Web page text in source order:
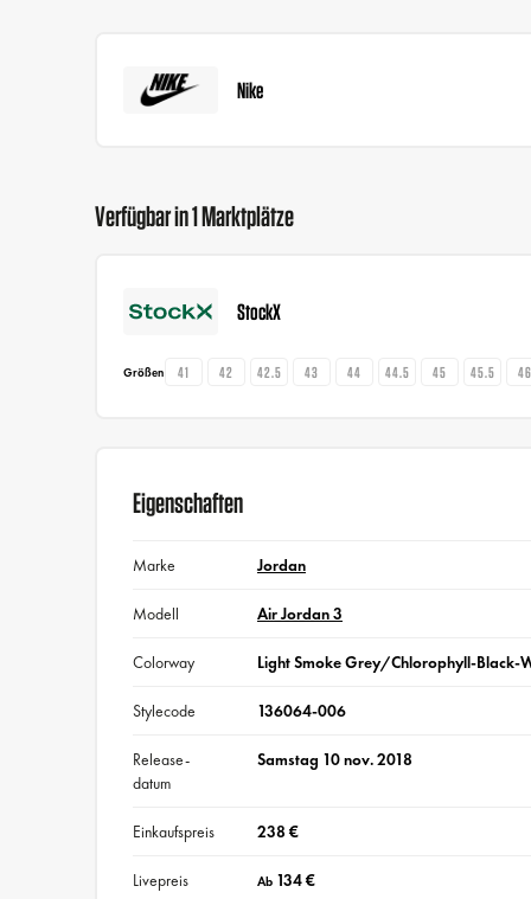
Nike
Verfügbar in 1 Marktplätze
StockX
Größen 41 42 42.5 43 44 44.5 45 45.5 46
Eigenschaften
Marke Jordan
Modell Air Jordan 3
Colorway Light Smoke Grey/Chlorophyll-Black-
Stylecode 136064-006
Release-
datum
Samstag 10 nov. 2018
Einkaufspreis 238 €
Livepreis Ab134 €